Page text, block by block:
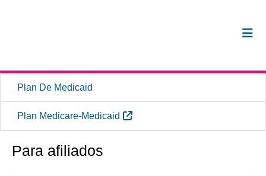
Plan De Medicaid
Plan Medicare-Medicaid Sitio Externo
Para afiliados